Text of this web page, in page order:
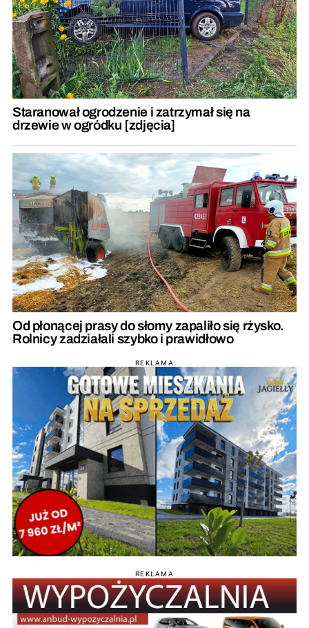
Staranował ogrodzenie i zatrzymał się na
drzewie w ogródku [zdjęcia]
Od płonącej prasy do słomy zapaliło się rżysko.
Rolnicy zadziałali szybko i prawidłowo
REKLAMA
REKLAMA